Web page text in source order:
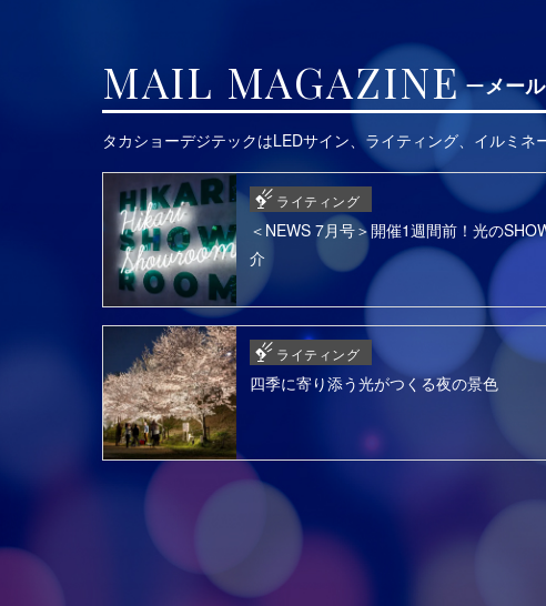
MAIL MAGAZINE メー
タカショーデジテックはLEDサイン、ライティング、イルミ
ライティング
＜NEWS 7月号＞開催1週間前！光の
介
ライティング
四季に寄り添う光がつくる夜の景色